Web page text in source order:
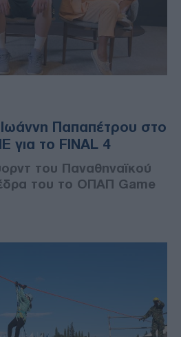
Παπαπέτρου στο
για το FINAL 4
του Παναθηναϊκού
του το ΟΠΑΠ Game